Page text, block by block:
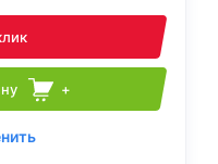
+